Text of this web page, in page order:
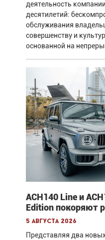
деятельность
десятилетий:
обслуживания
совершенству и
основанной на
ACH140 Line и
Edition покоряют
5 августа 2026
Представляя два